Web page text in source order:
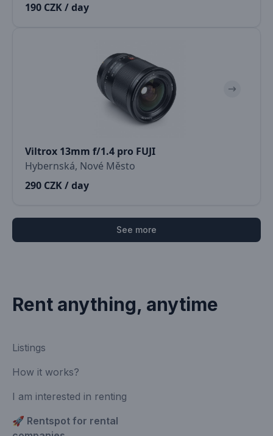
190 CZK / day
Viltrox 13mm f/1.4 pro FUJI
Hybernská, Nové Město
290 CZK / day
See more
Rent anything, anytime
Listings
How it works?
I am interested in renting
🚀 Rentspot for rental